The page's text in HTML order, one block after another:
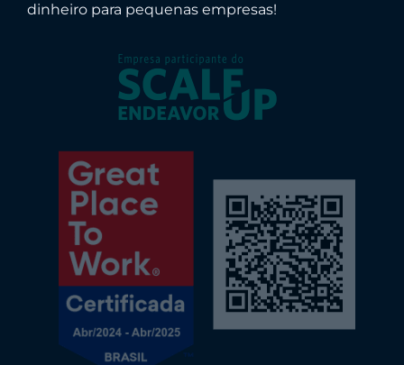
dinheiro para pequenas empresas!